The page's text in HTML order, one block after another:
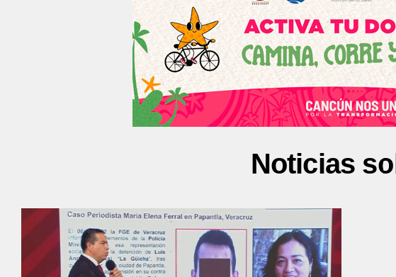
Noticias